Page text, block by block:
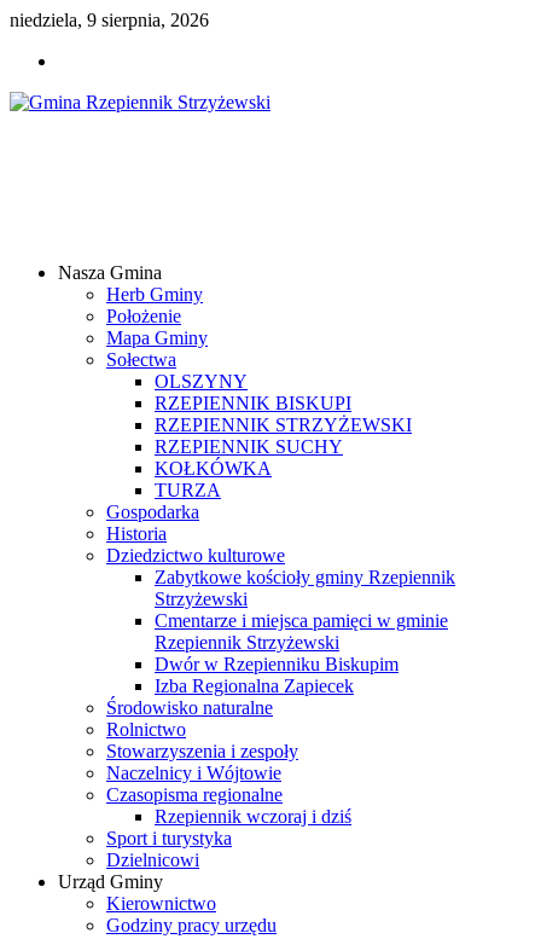
niedziela, 9 sierpnia, 2026
Samorządowy
Internetowy
Nasza Gmina
Herb Gminy
Położenie
Mapa Gminy
Sołectwa
OLSZYNY
RZEPIENNIK BISKUPI
RZEPIENNIK STRZYŻEWSKI
RZEPIENNIK SUCHY
KOŁKÓWKA
TURZA
Gospodarka
Historia
Dziedzictwo kulturowe
Zabytkowe kościoły gminy Rzepiennik
Strzyżewski
Cmentarze i miejsca pamięci w gminie
Rzepiennik Strzyżewski
Dwór w Rzepienniku Biskupim
Izba Regionalna Zapiecek
Środowisko naturalne
Rolnictwo
Stowarzyszenia i zespoły
Naczelnicy i Wójtowie
Czasopisma regionalne
Rzepiennik wczoraj i dziś
Sport i turystyka
Dzielnicowi
Urząd Gminy
Kierownictwo
Godziny pracy urzędu